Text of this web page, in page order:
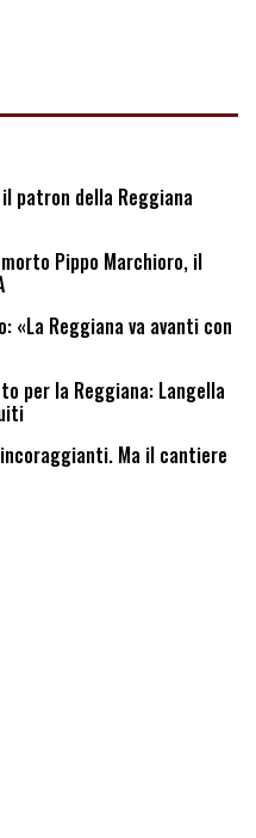
patron della Reggiana
Pippo Marchioro, il
«La Reggiana va avanti con
per la Reggiana: Langella
Ma il cantiere